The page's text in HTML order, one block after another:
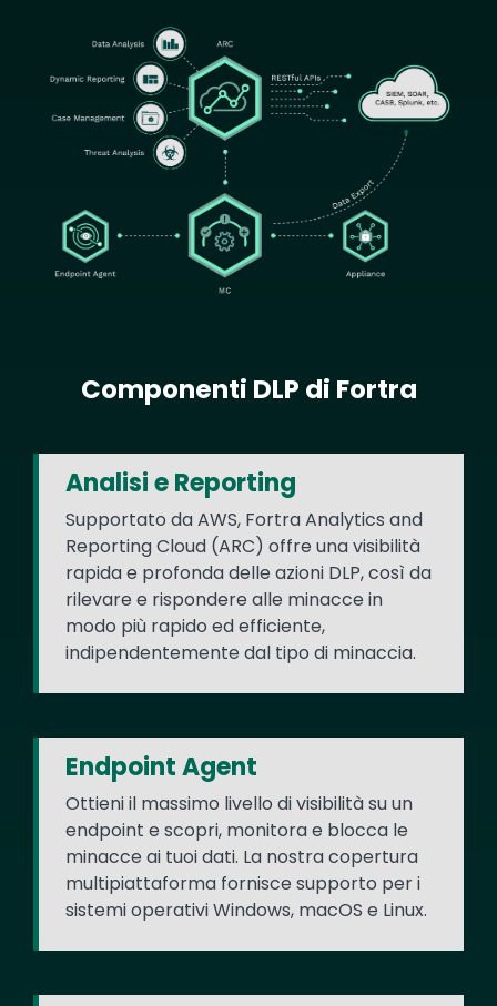
Componenti DLP di Fortra
Analisi e Reporting
Supportato da AWS, Fortra Analytics and
Reporting Cloud (ARC) offre una visibilità
rapida e profonda delle azioni DLP, così da
rilevare e rispondere alle minacce in
modo più rapido ed efficiente,
indipendentemente dal tipo di minaccia.
Endpoint Agent
Ottieni il massimo livello di visibilità su un
endpoint e scopri, monitora e blocca le
minacce ai tuoi dati. La nostra copertura
multipiattaforma fornisce supporto per i
sistemi operativi Windows, macOS e Linux.